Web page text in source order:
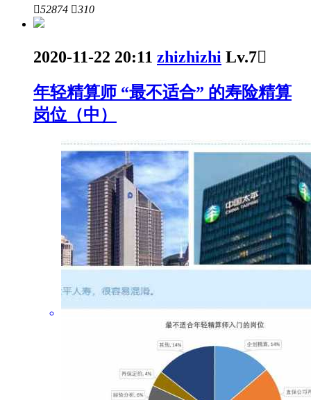
52874 310
2020-11-22 20:11 zhizhizhi Lv.7
年轻精算师 “最不适合” 的寿险精算
岗位（中）